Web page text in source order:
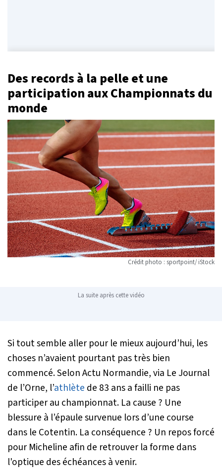
Des records à la pelle et une
participation aux Championnats du
monde
Crédit photo : sportpoint/ iStock
La suite après cette vidéo
Si tout semble aller pour le mieux aujourd’hui, les
choses n’avaient pourtant pas très bien
commencé. SelonActu Normandie, via Le Journal
de l’Orne, l’athlète de 83 ans a failli ne pas
participer au championnat. La cause ? Une
blessure à l’épaule survenue lors d’une course
dans le Cotentin. La conséquence ? Un repos forcé
pour Micheline afin de retrouver la forme dans
l'optique des échéances à venir.